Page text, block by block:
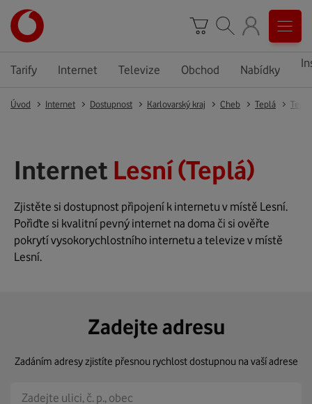
Tarify Internet Televize Obchod Nabídky
Úvod Internet Dostupnost Karlovarský kraj Cheb Teplá Teplá
Internet Lesní (Teplá)
Zjistěte si dostupnost připojení k internetu v místě Lesní.
Pořiďte si kvalitní pevný internet na doma či si ověřte
pokrytí vysokorychlostního internetu a televize v místě
Lesní.
Zadejte adresu
Zadáním adresy zjistíte přesnou rychlost dostupnou na vaší adrese